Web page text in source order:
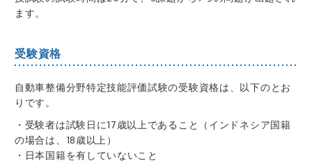
ます。
受験資格
自動車整備分野特定技能評価試験の受験資格は、以下のとお
りです。
・受験者は試験日に17歳以上であること（インドネシア国籍
の場合は、18歳以上）
・日本国籍を有していないこと